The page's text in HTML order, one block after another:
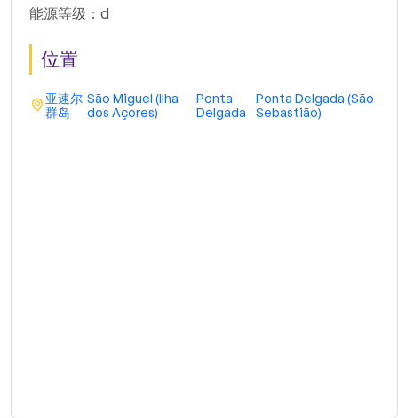
能源等级：d
位置
亚速尔
群岛
São Miguel (Ilha
dos Açores)
Ponta
Delgada
Ponta Delgada (São
Sebastião)